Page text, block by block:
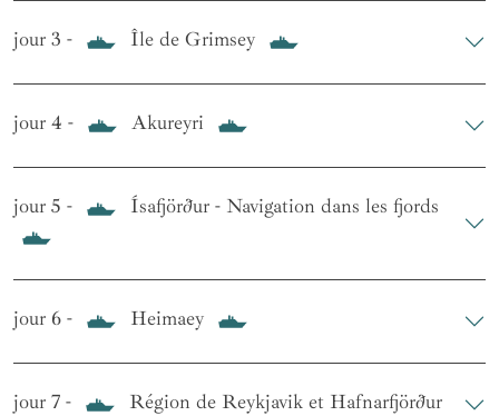
jour 3 - Île de Grimsey
jour 4 - Akureyri
jour 5 - Ísafjörður - Navigation dans les fjords
jour 6 - Heimaey
jour 7 - Région de Reykjavik et Hafnarfjörður